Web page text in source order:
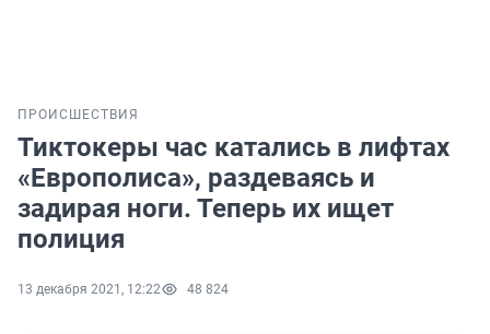
ПРОИСШЕСТВИЯ
Тиктокеры час катались в лифтах
«Европолиса», раздеваясь и
задирая ноги. Теперь их ищет
полиция
13 декабря 2021, 12:22 48 824